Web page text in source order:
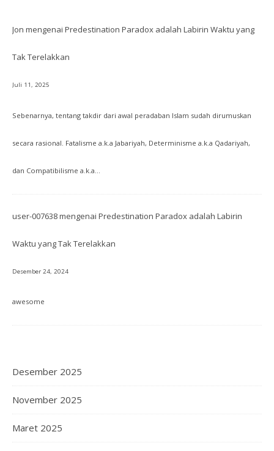
Jon mengenai Predestination Paradox adalah Labirin Waktu yang
Tak Terelakkan
Juli 11, 2025
Sebenarnya, tentang takdir dari awal peradaban Islam sudah dirumuskan
secara rasional. Fatalisme a.k.a Jabariyah, Determinisme a.k.a Qadariyah,
dan Compatibilisme a.k.a…
user-007638mengenai Predestination Paradox adalah Labirin
Waktu yang Tak Terelakkan
Desember 24, 2024
awesome
Desember 2025
November 2025
Maret 2025